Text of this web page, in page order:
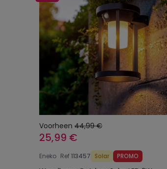
Voorheen 44,99 €
25,99 €
Eneko Ref113457 Solar PROMO